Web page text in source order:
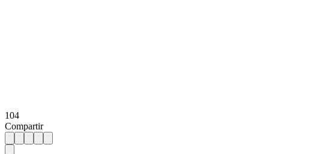
104
Compartir